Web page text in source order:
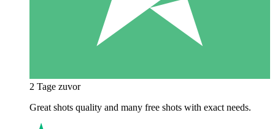
2 Tage zuvor
Great shots quality and many free shots with exact needs.